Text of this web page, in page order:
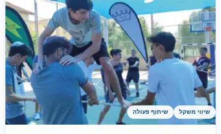
שיווי משקל שיתוף פעולה